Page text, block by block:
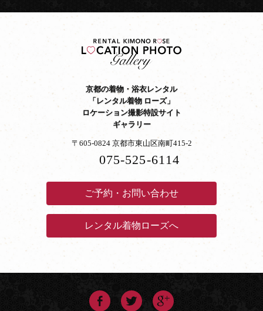
京都の着物・浴衣レンタル
「レンタル着物 ローズ」
ロケーション撮影特設サイト
ギャラリー
〒605-0824 京都市東山区南町415-2
075-525-6114
ご予約・お問い合わせ
レンタル着物ローズへ